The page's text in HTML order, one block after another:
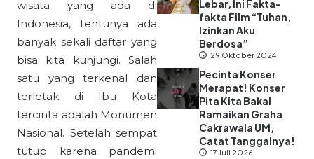
wisata yang ada di
Indonesia, tentunya ada
banyak sekali daftar yang
bisa kita kunjungi. Salah
satu yang terkenal dan
terletak di Ibu Kota
tercinta adalah Monumen
Nasional. Setelah sempat
tutup karena pandemi
Lebar, Ini Fakta-
fakta Film “Tuhan,
Izinkan Aku
Berdosa”
29 Oktober 2024
Pecinta Konser
Merapat! Konser
Pita Kita Bakal
Ramaikan Graha
Cakrawala UM,
Catat Tanggalnya!
17 Juli 2026